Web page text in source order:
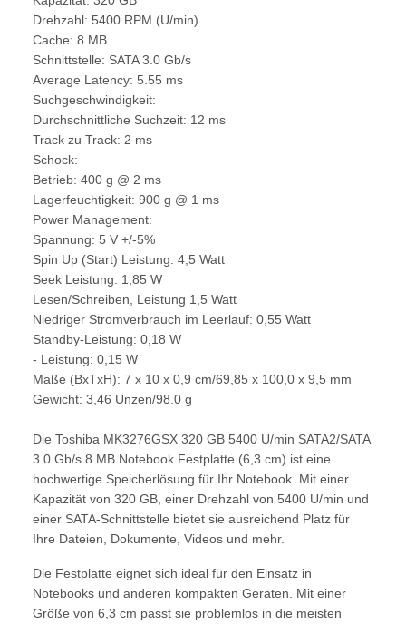
Drehzahl: 5400 RPM (U/min)
Cache: 8 MB
Schnittstelle: SATA 3.0 Gb/s
Average Latency: 5.55 ms
Suchgeschwindigkeit:
Durchschnittliche Suchzeit: 12 ms
Track zu Track: 2 ms
Schock:
Betrieb: 400 g @ 2 ms
Lagerfeuchtigkeit: 900 g @ 1 ms
Power Management:
Spannung: 5 V +/-5%
Spin Up (Start) Leistung: 4,5 Watt
Seek Leistung: 1,85 W
Lesen/Schreiben, Leistung 1,5 Watt
Niedriger Stromverbrauch im Leerlauf: 0,55 Watt
Standby-Leistung: 0,18 W
- Leistung: 0,15 W
Maße (BxTxH): 7 x 10 x 0,9 cm/69,85 x 100,0 x 9,5 mm
Gewicht: 3,46 Unzen/98.0 g
Die Toshiba MK3276GSX 320 GB 5400 U/min SATA2/SATA
3.0 Gb/s 8 MB Notebook Festplatte (6,3 cm) ist eine
hochwertige Speicherlösung für Ihr Notebook. Mit einer
Kapazität von 320 GB, einer Drehzahl von 5400 U/min und
einer SATA-Schnittstelle bietet sie ausreichend Platz für
Ihre Dateien, Dokumente, Videos und mehr.
Die Festplatte eignet sich ideal für den Einsatz in
Notebooks und anderen kompakten Geräten. Mit einer
Größe von 6,3 cm passt sie problemlos in die meisten